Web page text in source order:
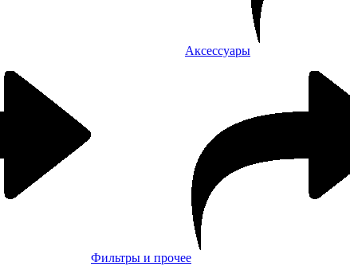
Аксессуары
Фильтры и прочее